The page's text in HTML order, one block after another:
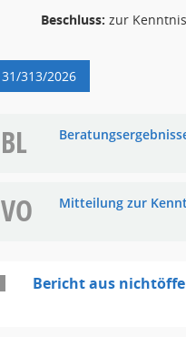
Beschluss: zur
31/313/2026
BL
VO Mitteilung zur
Bericht aus